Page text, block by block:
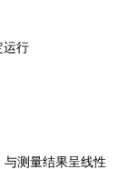
行
测量结果呈线性